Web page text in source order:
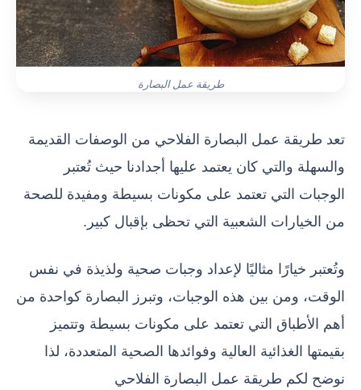
طريقة عمل البصارة
تعد طريقة عمل البصارة الفلاحي من الوصفات القديمة
والسهلة والتي كان يعتمد عليها أجدادنا حيث تُعتبر
الوجبات التي تعتمد على مكونات بسيطة ومفيدة للصحة
من الخيارات الشعبية التي تحظى بإقبال كبير.
وتُعتبر خيارًا مثاليًا لإعداد وجبات صحية ولذيذة في نفس
الوقت، ومن بين هذه الوجبات، وتبرز البصارة كواحدة من
أهم الأطباق التي تعتمد على مكونات بسيطة وتتميز
بقيمتها الغذائية العالية وفوائدها الصحية المتعددة، لذا
نوضح لكم طريقة عمل البصارة الفلاحي